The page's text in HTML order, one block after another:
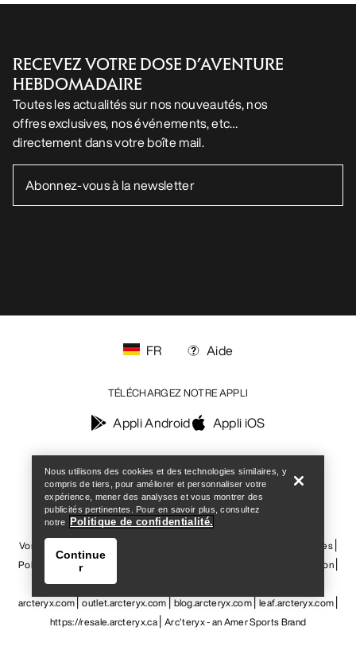
RECEVEZ VOTRE DOSE D’AVENTURE
HEBDOMADAIRE
Toutes les actualités sur nos nouveautés, nos
offres exclusives, nos événements, etc…
directement dans votre boîte mail.
SUIVEZ-NOUS SUR LES RÉSEAUX SOCIAUX
FR Aide
TÉLÉCHARGEZ NOTRE APPLI
Appli Android Appli iOS
Vos préférences en matière de cookies
Politique en matière de cookies
Politique de confidentialité
Conditions d’utilisation
Accessibilité Ne revendez pas mes données personnelles
arcteryx.com outlet.arcteryx.com blog.arcteryx.com leaf.arcteryx.com
https://resale.arcteryx.ca Arc'teryx - an Amer Sports Brand
Nous utilisons des cookies et des technologies similaires, y
compris de tiers, pour améliorer et personnaliser votre
expérience, mener des analyses et vous montrer des
publicités pertinentes. Pour en savoir plus, consultez
notre
Politique de confidentialité.
Continue
r